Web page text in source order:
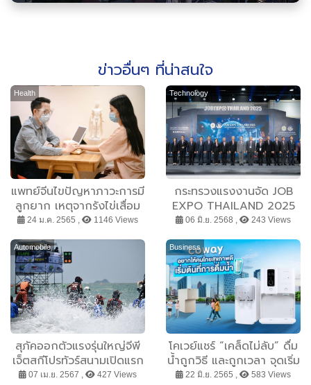
ข่าวอื่นๆ ที่น่าสนใจ
Health
แพทย์จีนไขปัญหาภาวะการมี
ลูกยาก เหตุจากรังไข่เสื่อม
ก่อนวัยอันควร
24 ม.ค. 2565 , 1146 Views
Technology
กระทรวงแรงงานจัด JOB
EXPO THAILAND 2025
06 มิ.ย. 2568 , 243 Views
Automobile
สุภัคออกตัวแรงรุ่นใหญ่จีพี
เจ็ตสกีโปรทัวร์สนามเปิดแรก
หัวหิน
07 เม.ย. 2567 , 427 Views
Business
โคเวย์แชร์ “เคล็ดไม่ลับ” ดื่ม
น้ำถูกวิธี และถูกเวลา จุดเริ่ม
ต้นของสุขภาพที่ดี
22 มิ.ย. 2565 , 583 Views